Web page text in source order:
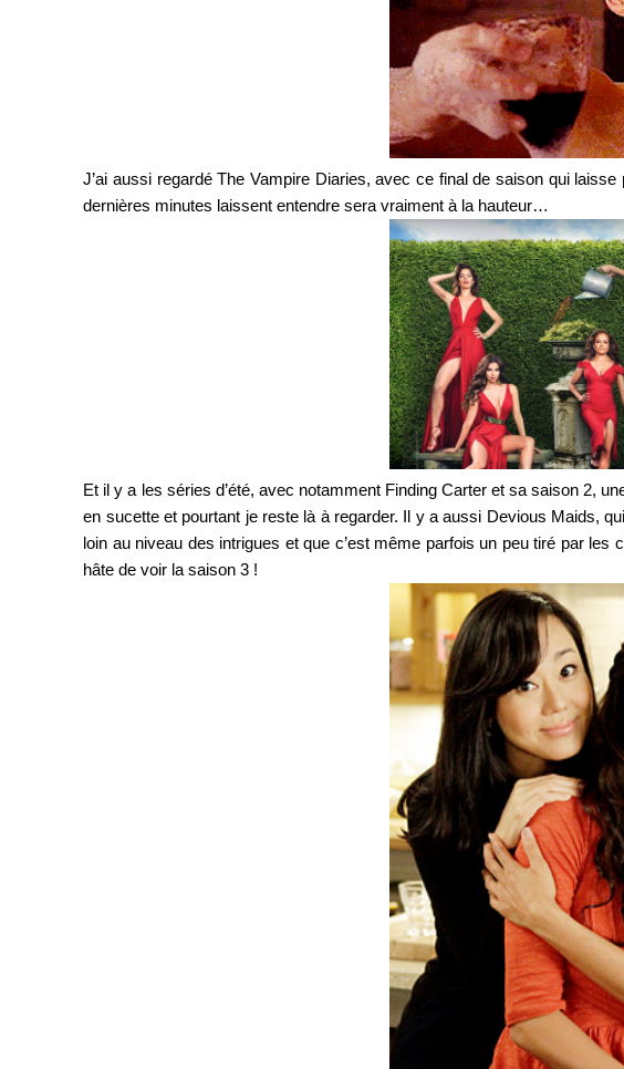
J’ai aussi regardé The Vampire Diaries, avec ce final de saison qui
dernières minutes laissent entendre sera vraiment à la hauteur…
Et il y a les séries d’été, avec notamment Finding Carter et sa saison 2,
en sucette et pourtant je reste là à regarder. Il y a aussi Devious Maids,
loin au niveau des intrigues et que c’est même parfois un peu tiré par les
hâte de voir la saison 3 !